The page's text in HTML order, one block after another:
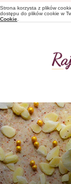
Strona korzysta z plików
dostępu do plików cookie w
Cookie